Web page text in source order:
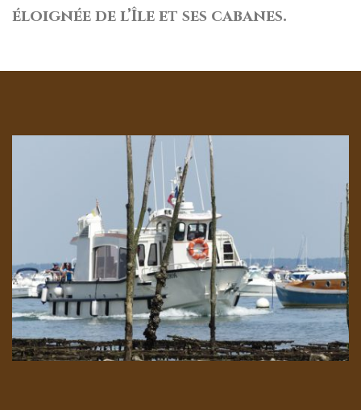
éloignée de l’Île et ses cabanes.